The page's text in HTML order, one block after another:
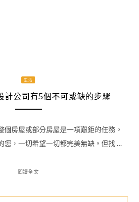
生活
計公司有5個不可或缺的步驟
個房屋或部分房屋是一項艱鉅的任務。
您，一切希望一切都完美無缺。但找 …
閱讀全文